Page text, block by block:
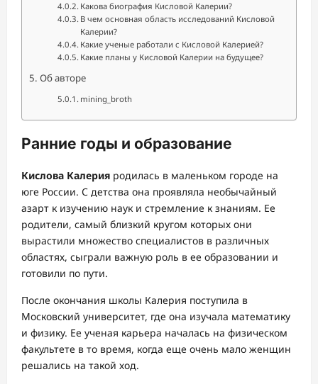
Какова биография Кисловой Калерии?
В чем основная область исследований Кисловой
Калерии?
Какие ученые работали с Кисловой Калерией?
Какие планы у Кисловой Калерии на будущее?
Об авторе
mining_broth
Ранние годы и образование
Кислова Калерия родилась в маленьком городе на
юге России. С детства она проявляла необычайный
азарт к изучению наук и стремление к знаниям. Ее
родители, самый близкий кругом которых они
вырастили множество специалистов в различных
областях, сыграли важную роль в ее образовании и
готовили по пути.
После окончания школы Калерия поступила в
Московский университет, где она изучала математику
и физику. Ее ученая карьера началась на физическом
факультете в то время, когда еще очень мало женщин
решались на такой ход.